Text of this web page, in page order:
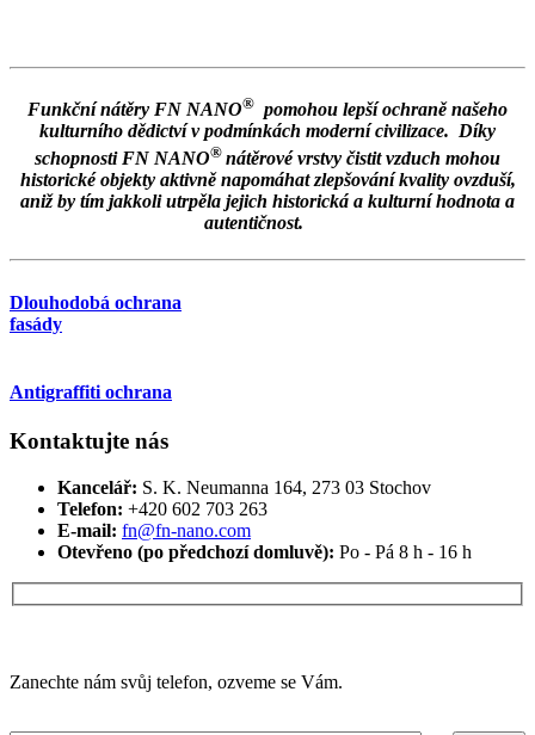
Funkční nátěry FN NANO® pomohou lepší ochraně našeho
kulturního dědictví v podmínkách moderní civilizace. Díky
schopnosti FN NANO® nátěrové vrstvy čistit vzduch mohou
historické objekty aktivně napomáhat zlepšování kvality ovzduší,
aniž by tím jakkoli utrpěla jejich historická a kulturní hodnota a
autentičnost.
Dlouhodobá ochrana
fasády
Antigraffiti ochrana
Kontaktujte nás
Kancelář: S. K. Neumanna 164, 273 03 Stochov
Telefon: +420 ‭602 703 263‬
E-mail: fn@fn-nano.com
Otevřeno (po předchozí domluvě): Po - Pá 8 h - 16 h
Zanechte nám svůj telefon, ozveme se Vám.